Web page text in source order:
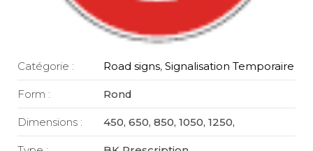
Catégorie : Road signs,Signalisation Temporaire
Form : Rond
Dimensions : 450, 650, 850, 1050, 1250,